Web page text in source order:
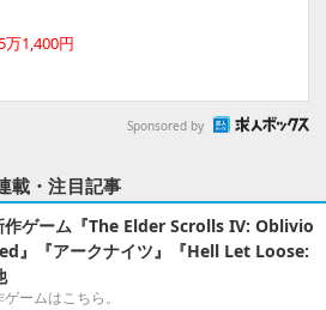
万1,400円
Sponsored by
載・注目記事
作ゲーム『The Elder Scrolls IV: Oblivio
』『アークナイツ』『Hell Let Loose:
ームはこちら。